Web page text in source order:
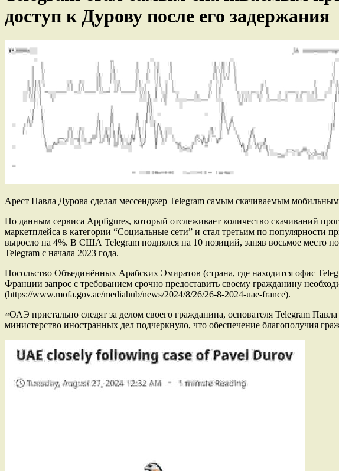
доступ к Дурову после его задержания
Арест Павла Дурова сделал мессенджер Telegram самым скачиваемым
По данным сервиса Appfigures, который отслеживает количество скачиваний
маркетплейса в категории “Социальные сети” и стал третьим по
выросло на 4%. В США Telegram поднялся на 10 позиций, заняв восьмое место
Telegram с начала 2023 года.
Посольство Объединённых Арабских Эмиратов (страна, где находится офис
Франции запрос с требованием срочно предоставить своему гражданину
(https://www.mofa.gov.ae/mediahub/news/2024/8/26/26-8-2024-uae-france).
«ОАЭ пристально следят за делом своего гражданина, основателя Telegram
министерство иностранных дел подчеркнуло, что обеспечение благополучия